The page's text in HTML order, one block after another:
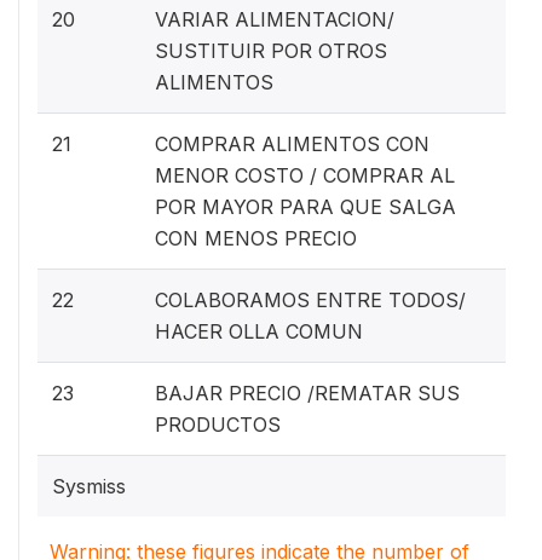
20
VARIAR ALIMENTACION/
SUSTITUIR POR OTROS
ALIMENTOS
21
COMPRAR ALIMENTOS CON
MENOR COSTO / COMPRAR AL
POR MAYOR PARA QUE SALGA
CON MENOS PRECIO
22
COLABORAMOS ENTRE TODOS/
HACER OLLA COMUN
23
BAJAR PRECIO /REMATAR SUS
PRODUCTOS
Sysmiss
Warning: these figures indicate the number of